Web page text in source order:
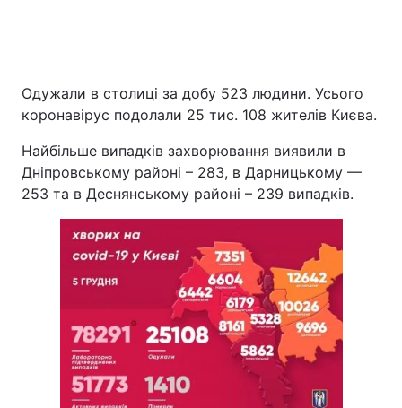
Одужали в столиці за добу 523 людини. Усього
коронавірус подолали 25 тис. 108 жителів Києва.
Найбільше випадків захворювання виявили в
Дніпровському районі – 283, в Дарницькому —
253 та в Деснянському районі – 239 випадків.